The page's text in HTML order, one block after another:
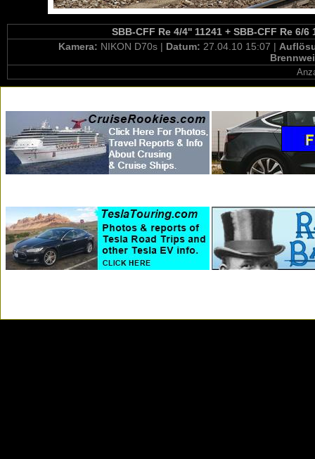
SBB-CFF Re 4/4'' 11241 + SBB-CFF Re 6/
Kamera: NIKON D70s | Datum: 27.04.10 15:07 |